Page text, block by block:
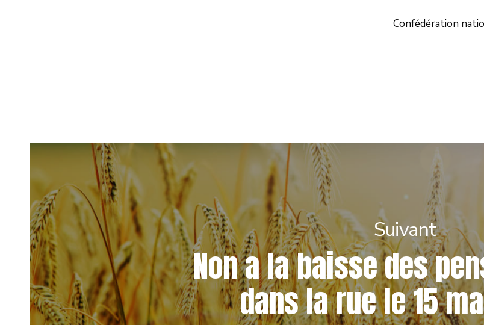
Confédération
Suivant
Non a la baisse des
dans la rue le 15